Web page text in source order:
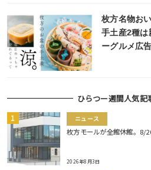
枚方名物お
手土産2種は
ーグルメ広告
ひらつー週間人気記
ニュース
枚方モールが全館休館。8/
2026年8月3日